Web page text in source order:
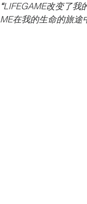
“LIFEGAME改变了我
在我的生命的旅途